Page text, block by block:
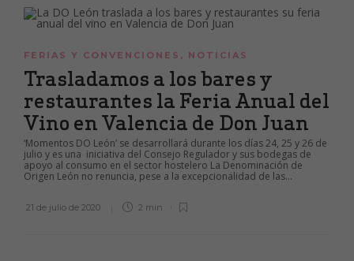
FERIAS Y CONVENCIONES , NOTICIAS
Trasladamos a los bares y
restaurantes la Feria Anual del
Vino en Valencia de Don Juan
‘Momentos DO León’ se desarrollará durante los días 24, 25 y 26 de
julio y es una iniciativa del Consejo Regulador y sus bodegas de
apoyo al consumo en el sector hostelero La Denominación de
Origen León no renuncia, pese a la excepcionalidad de las...
21 de julio de 2020 2 min